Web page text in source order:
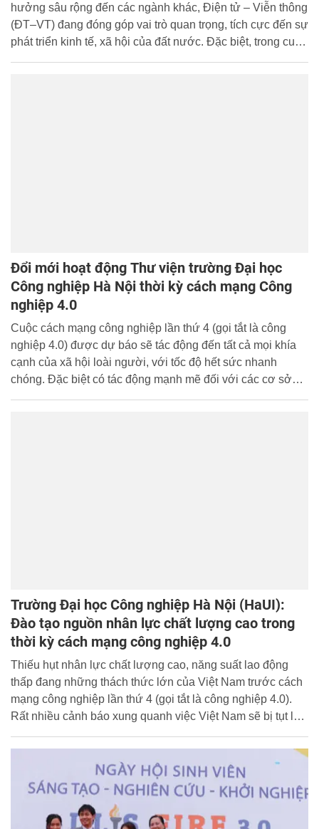
hưởng sâu rộng đến các ngành khác, Điện tử – Viễn thông
(ĐT–VT) đang đóng góp vai trò quan trọng, tích cực đến sự
phát triển kinh tế, xã hội của đất nước. Đặc biệt, trong cuộc
Đổi mới hoạt động Thư viện trường Đại học
Công nghiệp Hà Nội thời kỳ cách mạng Công
nghiệp 4.0
Cuộc cách mạng công nghiệp lần thứ 4 (gọi tắt là công
nghiệp 4.0) được dự báo sẽ tác động đến tất cả mọi khía
cạnh của xã hội loài người, với tốc độ hết sức nhanh
chóng. Đặc biệt có tác động mạnh mẽ đối với các cơ sở
Trường Đại học Công nghiệp Hà Nội (HaUI):
Đào tạo nguồn nhân lực chất lượng cao trong
thời kỳ cách mạng công nghiệp 4.0
Thiếu hụt nhân lực chất lượng cao, năng suất lao động
thấp đang những thách thức lớn của Việt Nam trước cách
mạng công nghiệp lần thứ 4 (gọi tắt là công nghiệp 4.0).
Rất nhiều cảnh báo xung quanh việc Việt Nam sẽ bị tụt lại
nhân lực cho phát triển kinh tế khi tiến sâu vào công
nghiệp 4.0 đã được đưa ra.